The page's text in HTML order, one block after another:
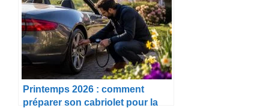
Printemps 2026 : comment
préparer son cabriolet pour la